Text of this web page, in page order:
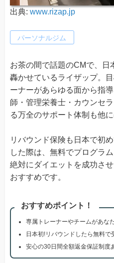
出典: www.rizap.jp
パーソナルジム
お茶の間で話題のCMで、日
轟かせているライザップ。
ーナーがあらゆる面から指
師・管理栄養士・カウンセ
る万全のサポート体制も他に
リバウンド保険も日本で初
した際は、無料でプログラ
絶対にダイエットを成功さ
おすすめです。
おすすめポイント！
専属トレーナーやチームがあな
日本初!リバウンドしたら無料
安心の30日間全額返金保証制度